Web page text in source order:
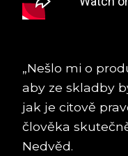
„Nešlo mi o
aby ze skladby
jak je citově
člověka
Nedvěd.